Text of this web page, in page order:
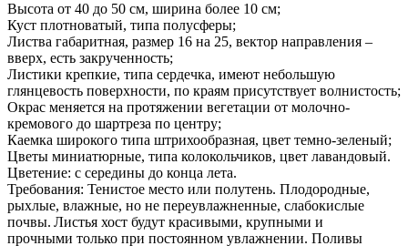
Высота от 40 до 50 см, ширина более 10 см;
Куст плотноватый, типа полусферы;
Листва габаритная, размер 16 на 25, вектор направления –
вверх, есть закрученность;
Листики крепкие, типа сердечка, имеют небольшую
глянцевость поверхности, по краям присутствует волнистость;
Окрас меняется на протяжении вегетации от молочно-
кремового до шартреза по центру;
Каемка широкого типа штрихообразная, цвет темно-зеленый;
Цветы миниатюрные, типа колокольчиков, цвет лавандовый.
Цветение: с середины до конца лета.
Требования: Тенистое место или полутень. Плодородные,
рыхлые, влажные, но не переувлажненные, слабокислые
почвы. Листья хост будут красивыми, крупными и
прочными только при постоянном увлажнении. Поливы